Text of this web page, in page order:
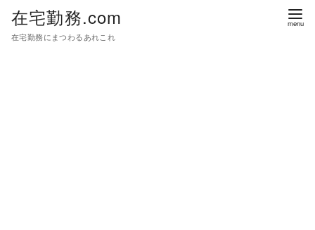
在宅勤務.com
在宅勤務にまつわるあれこれ